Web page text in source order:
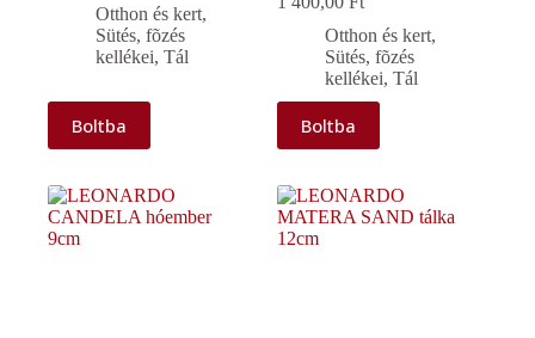
Otthon és kert,
Sütés, fõzés
kellékei, Tál
Boltba
Otthon és kert,
Sütés, fõzés
kellékei,Tál
Boltba